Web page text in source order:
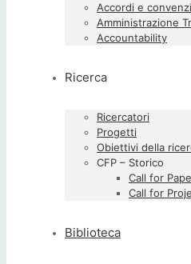
Accordi e
Amministrazione
Accountability
Ricerca
Ricercatori
Progetti
Obiettivi della
CFP – Storico
Call for
Call for
Biblioteca